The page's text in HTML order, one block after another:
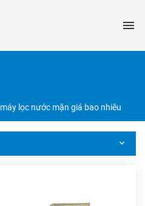
máy lọc nước mặn giá bao nhiêu